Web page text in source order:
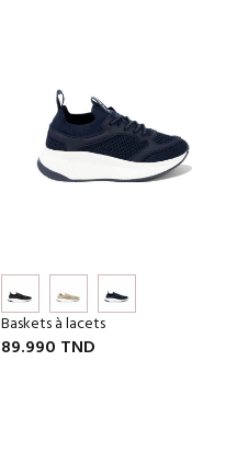
Baskets à lacets
89.990 TND